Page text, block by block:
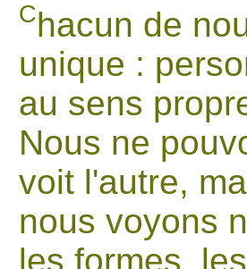
Chacun de
unique :
au sens
Nous ne
voit l'autre,
nous voyons
les formes,